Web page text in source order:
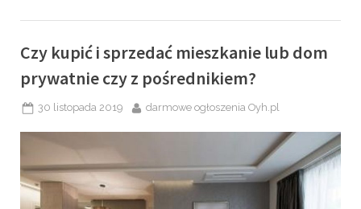
Czy kupić i sprzedać mieszkanie lub dom
prywatnie czy z pośrednikiem?
Posted
30 listopada 2019 By
darmowe ogłoszenia Oyh.pl